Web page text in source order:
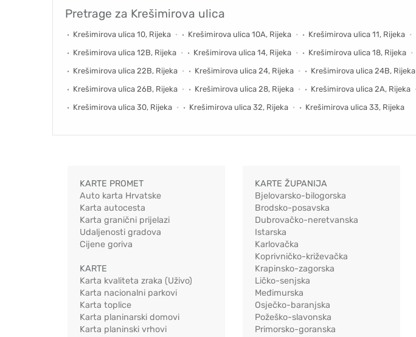
Pretrage za Krešimirova ulica
Krešimirova ulica 10, Rijeka Krešimirova ulica 10A, Rijeka Krešimirova ulica 11, Rijeka
Krešimirova ulica 12B, Rijeka
Krešimirova ulica 14, Rijeka Krešimirova ulica 18, Rijeka
Krešimirova ulica 22B, Rijeka
Krešimirova ulica 24, Rijeka Krešimirova ulica 24B, Rijeka
Krešimirova ulica 26B, Rijeka
Krešimirova ulica 28, Rijeka Krešimirova ulica 2A, Rijeka
Krešimirova ulica 30, Rijeka
Krešimirova ulica 32, Rijeka Krešimirova ulica 33, Rijeka
KARTE PROMET
Auto karta Hrvatske
Karta autocesta
Karta granični prijelazi
Udaljenosti gradova
Cijene goriva
KARTE
Karta kvaliteta zraka (Uživo)
Karta nacionalni parkovi
Karta toplice
Karta planinarski domovi
Karta planinski vrhovi
KARTE ŽUPANIJA
Bjelovarsko-bilogorska
Brodsko-posavska
Dubrovačko-neretvanska
Istarska
Karlovačka
Koprivničko-križevačka
Krapinsko-zagorska
Ličko-senjska
Međimurska
Osječko-baranjska
Požeško-slavonska
Primorsko-goranska